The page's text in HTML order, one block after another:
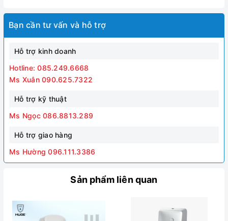
Bạn cần tư vấn và hỗ trợ
Hỗ trợ kinh doanh
Hotline: 085.249.6668
Ms Xuân 090.625.7322
Hỗ trợ kỹ thuật
Ms Ngọc 086.8813.289
Hỗ trợ giao hàng
Ms Hường 096.111.3386
Sản phẩm liên quan